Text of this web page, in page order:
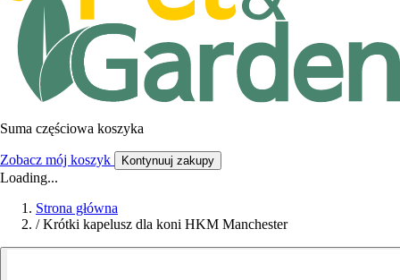
Suma częściowa koszyka
Zobacz mój koszyk Kontynuuj zakupy
Loading...
Strona główna
/ Krótki kapelusz dla koni HKM Manchester